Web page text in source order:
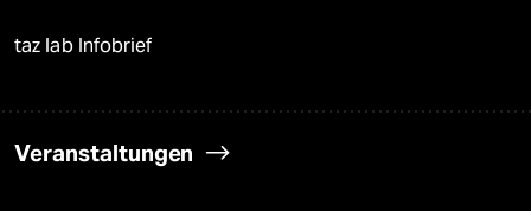
taz lab Infobrief
Veranstaltungen